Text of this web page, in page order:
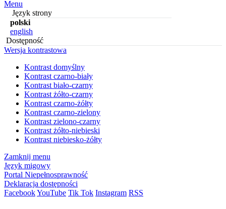
Menu
Język strony
polski
english
Dostępność
Wersja kontrastowa
Kontrast domyślny
Kontrast czarno-biały
Kontrast biało-czarny
Kontrast żółto-czarny
Kontrast czarno-żółty
Kontrast czarno-zielony
Kontrast zielono-czarny
Kontrast żółto-niebieski
Kontrast niebiesko-żółty
Zamknij menu
Język migowy
Portal Niepełnosprawność
Deklaracja dostępności
FacebookYouTube Tik Tok Instagram RSS